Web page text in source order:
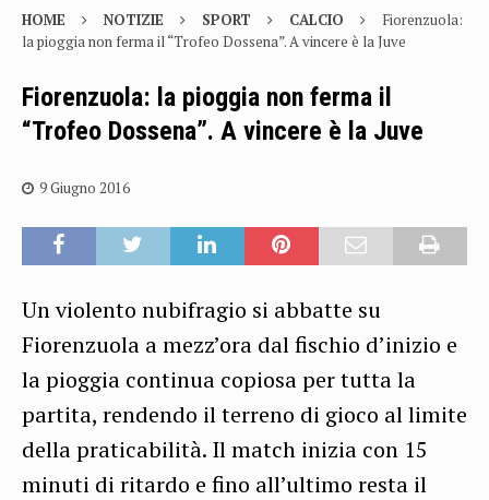
HOME NOTIZIE SPORT CALCIO
Fiorenzuola:
la pioggia non ferma il “Trofeo Dossena”. A vincere è la Juve
Fiorenzuola: la pioggia non ferma il
“Trofeo Dossena”. A vincere è la Juve
9 Giugno 2016
Un violento nubifragio si abbatte su
Fiorenzuola a mezz’ora dal fischio d’inizio e
la pioggia continua copiosa per tutta la
partita, rendendo il terreno di gioco al limite
della praticabilità. Il match inizia con 15
minuti di ritardo e fino all’ultimo resta il